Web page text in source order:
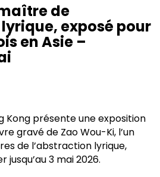
de
exposé pour
en Asie –
Kong présente une exposition
gravé de Zao Wou-Ki, l’un
de l’abstraction lyrique,
jusqu’au 3 mai 2026.